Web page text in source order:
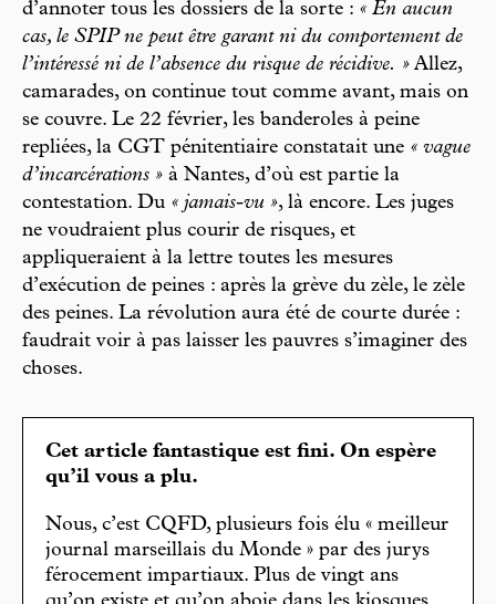
d’annoter tous les dossiers de la sorte : « En aucun
cas, le SPIP ne peut être garant ni du comportement de
l’intéressé ni de l’absence du risque de récidive. » Allez,
camarades, on continue tout comme avant, mais on
se couvre. Le 22 février, les banderoles à peine
repliées, la CGT pénitentiaire constatait une « vague
d’incarcérations » à Nantes, d’où est partie la
contestation. Du « jamais-vu », là encore. Les juges
ne voudraient plus courir de risques, et
appliqueraient à la lettre toutes les mesures
d’exécution de peines : après la grève du zèle, le zèle
des peines. La révolution aura été de courte durée :
faudrait voir à pas laisser les pauvres s’imaginer des
choses.
Cet article fantastique est fini. On espère
qu’il vous a plu.
Nous, c’est CQFD, plusieurs fois élu « meilleur
journal marseillais du Monde » par des jurys
férocement impartiaux. Plus de vingt ans